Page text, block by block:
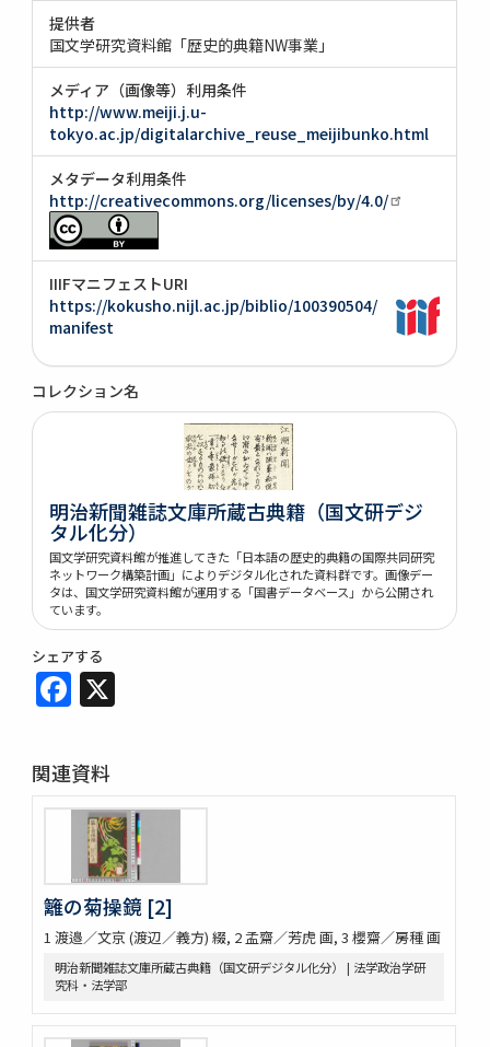
提供者
国文学研究資料館「歴史的典籍NW事業」
メディア（画像等）利用条件
http://www.meiji.j.u-
tokyo.ac.jp/digitalarchive_reuse_meijibunko.html
メタデータ利用条件
http://creativecommons.org/licenses/by/4.0/
IIIFマニフェストURI
https://kokusho.nijl.ac.jp/biblio/100390504/
manifest
コレクション名
明治新聞雑誌文庫所蔵古典籍（国文研デジ
タル化分）
国文学研究資料館が推進してきた「日本語の歴史的典籍の国際共同研究
ネットワーク構築計画」によりデジタル化された資料群です。画像デー
タは、国文学研究資料館が運用する「国書データベース」から公開され
ています。
シェアする
Facebook
関連資料
籬の菊操鏡 [2]
1 渡邉／文京 (渡辺／義方) 綴, 2 孟齋／芳虎 画, 3 櫻齋／房種 画
明治新聞雑誌文庫所蔵古典籍（国文研デジタル化分） | 法学政治学研
究科・法学部